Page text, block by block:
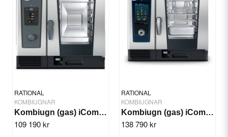
RATIONAL
KOMBIUGNAR
Kombiugn (gas) iCombi Classic 6-1/1
109 190 kr
RATIONAL
KOMBIUGNAR
Kombiugn (gas) iCombi Pro 6-1/1
138 790 kr
Vikt: 143 kg
Tillval
* Möjliga tillval, extra kostnad tillkommer.
Vänsterhängd ugnslucka
Integrerad fettuppsamling
MarineLine
HeavyDutyLine
Yes, you can publish my question.
Send question